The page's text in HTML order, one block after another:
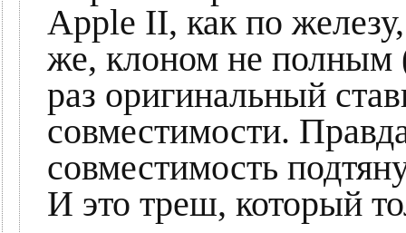
Apple II, как по
же, клоном не полным
раз оригинальный
совместимости.
совместимость
И это треш, который